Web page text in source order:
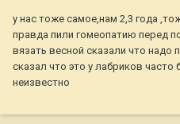
у нас тоже самое,нам 2,3 года
правда пили гомеопатию перед
вязать весной сказали что надо
сказал что это у лабриков
неизвестно